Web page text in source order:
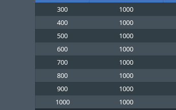
300
1000
400
1000
500
1000
600
1000
700
1000
800
1000
900
1000
1000
1000